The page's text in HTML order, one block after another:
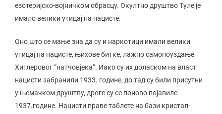
езотеријско-војничком обрасцу. Окултно друштво Туле је
имало велики утицај на нацисте.
Оно што се мање зна да су и наркотици имали велики
утицај на нацисте, њихове битке, лажно самопоуздање
Хитлеровог “натчовјека“. Иако су их доласком на власт
нацисти забранили 1933. године, до тад су били присутни
у њемачком друштву, дроге су се поново појавиле
1937.године. Нацисти праве таблете на бази кристал-